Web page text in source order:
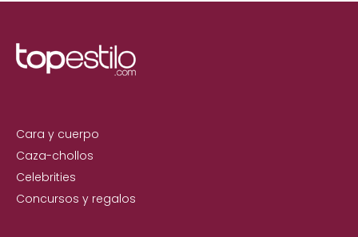
Cara y cuerpo
Caza-chollos
Celebrities
Concursos y regalos